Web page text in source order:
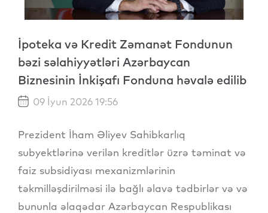
İpoteka və Kredit Zəmanət Fondunun
bəzi səlahiyyətləri Azərbaycan
Biznesinin İnkişafı Fonduna həvalə edilib
09 İyun 2026 19:56
Prezident İham Əliyev Sahibkarlıq
subyektlərinə verilən kreditlər üzrə təminat və
faiz subsidiyası mexanizmlərinin
təkmilləşdirilməsi ilə bağlı əlavə tədbirlər və və
bununla əlaqədar Azərbaycan Respublikası